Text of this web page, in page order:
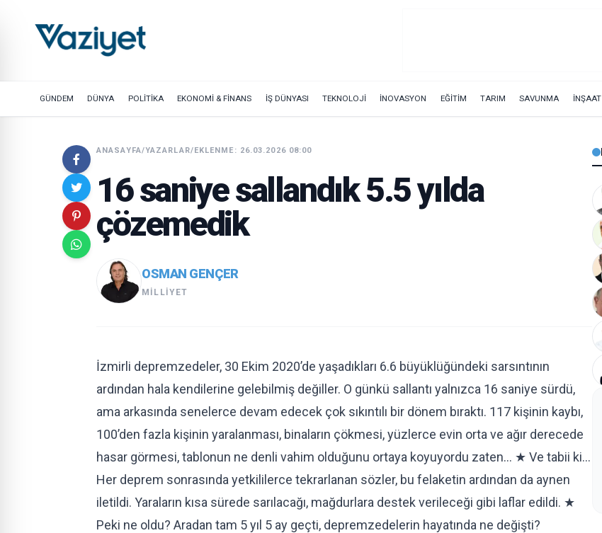
GÜNDEM DÜNYA POLİTİKA EKONOMİ & FİNANS İŞ DÜNYASI TEKNOLOJİ İNOVASYON EĞİTİM TARIM SAVUNMA İNŞAAT
ANASAYFA/YAZARLAR/EKLENME: 26.03.2026 08:00
16 saniye sallandık 5.5 yılda
çözemedik
OSMAN GENÇER
MILLIYET
İzmirli depremzedeler, 30 Ekim 2020’de yaşadıkları 6.6 büyüklüğündeki sarsıntının
ardından hala kendilerine gelebilmiş değiller. O günkü sallantı yalnızca 16 saniye sürdü,
ama arkasında senelerce devam edecek çok sıkıntılı bir dönem bıraktı. 117 kişinin kaybı,
100’den fazla kişinin yaralanması, binaların çökmesi, yüzlerce evin orta ve ağır derecede
hasar görmesi, tablonun ne denli vahim olduğunu ortaya koyuyordu zaten… ★ Ve tabii ki…
Her deprem sonrasında yetkililerce tekrarlanan sözler, bu felaketin ardından da aynen
iletildi. Yaraların kısa sürede sarılacağı, mağdurlara destek verileceği gibi laflar edildi. ★
Peki ne oldu? Aradan tam 5 yıl 5 ay geçti, depremzedelerin hayatında ne değişti?